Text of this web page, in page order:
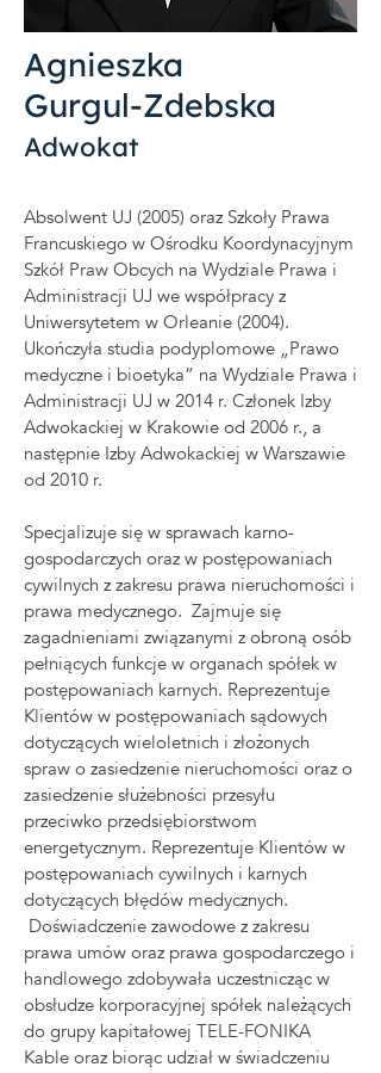
Agnieszka
Gurgul-Zdebska
Adwokat
Absolwent UJ (2005) oraz Szkoły Prawa
Francuskiego w Ośrodku Koordynacyjnym
Szkół Praw Obcych na Wydziale Prawa i
Administracji UJ we współpracy z
Uniwersytetem w Orleanie (2004).
Ukończyła studia podyplomowe „Prawo
medyczne i bioetyka” na Wydziale Prawa i
Administracji UJ w 2014 r. Członek Izby
Adwokackiej w Krakowie od 2006 r., a
następnie Izby Adwokackiej w Warszawie
od 2010 r.
Specjalizuje się w sprawach karno-
gospodarczych oraz w postępowaniach
cywilnych z zakresu prawa nieruchomości i
prawa medycznego. Zajmuje się
zagadnieniami związanymi z obroną osób
pełniących funkcje w organach spółek w
postępowaniach karnych. Reprezentuje
Klientów w postępowaniach sądowych
dotyczących wieloletnich i złożonych
spraw o zasiedzenie nieruchomości oraz o
zasiedzenie służebności przesyłu
przeciwko przedsiębiorstwom
energetycznym. Reprezentuje Klientów w
postępowaniach cywilnych i karnych
dotyczących błędów medycznych.
Doświadczenie zawodowe z zakresu
prawa umów oraz prawa gospodarczego i
handlowego zdobywała uczestnicząc w
obsłudze korporacyjnej spółek należących
do grupy kapitałowej TELE-FONIKA
Kable oraz biorąc udział w świadczeniu